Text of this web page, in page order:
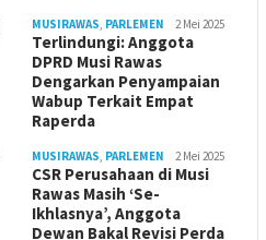
MUSIRAWAS PARLEMEN 2 Mei 2025
Terlindungi: Anggota
DPRD Musi Rawas
Dengarkan Penyampaian
Wabup Terkait Empat
Raperda
MUSIRAWAS PARLEMEN 2 Mei 2025
CSR Perusahaan di Musi
Rawas Masih ‘Se-
Ikhlasnya’, Anggota
Dewan Bakal Revisi Perda ‎